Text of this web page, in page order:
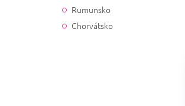
Rumunsko
Chorvátsko